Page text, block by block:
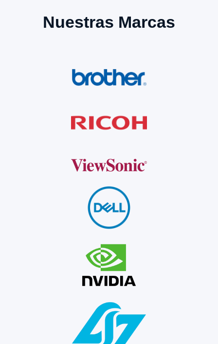
Nuestras Marcas